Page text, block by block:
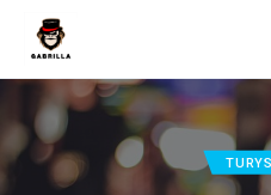
Lifestyle